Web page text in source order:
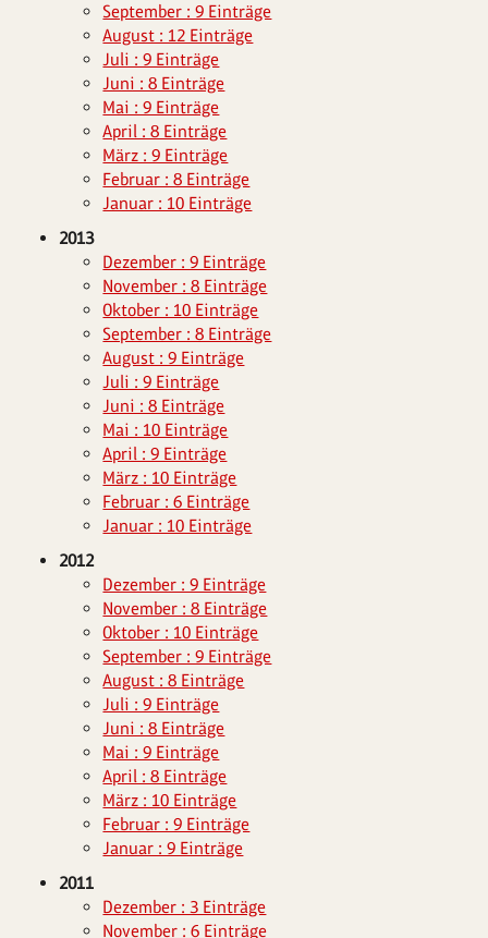
September : 9 Einträge
August : 12 Einträge
Juli : 9 Einträge
Juni : 8 Einträge
Mai : 9 Einträge
April : 8 Einträge
März : 9 Einträge
Februar : 8 Einträge
Januar : 10 Einträge
2013
Dezember : 9 Einträge
November : 8 Einträge
Oktober : 10 Einträge
September : 8 Einträge
August : 9 Einträge
Juli : 9 Einträge
Juni : 8 Einträge
Mai : 10 Einträge
April : 9 Einträge
März : 10 Einträge
Februar : 6 Einträge
Januar : 10 Einträge
2012
Dezember : 9 Einträge
November : 8 Einträge
Oktober : 10 Einträge
September : 9 Einträge
August : 8 Einträge
Juli : 9 Einträge
Juni : 8 Einträge
Mai : 9 Einträge
April : 8 Einträge
März : 10 Einträge
Februar : 9 Einträge
Januar : 9 Einträge
2011
Dezember : 3 Einträge
November : 6 Einträge